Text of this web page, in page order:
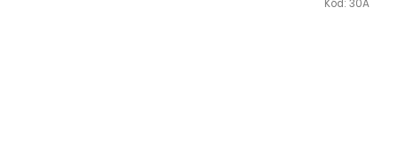
Kód: 30A